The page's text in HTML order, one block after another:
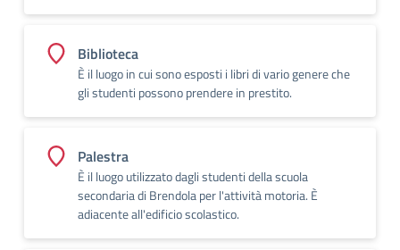
Biblioteca
È il luogo in cui sono esposti i libri di vario genere che
gli studenti possono prendere in prestito.
Palestra
È il luogo utilizzato dagli studenti della scuola
secondaria di Brendola per l'attività motoria. È
adiacente all'edificio scolastico.